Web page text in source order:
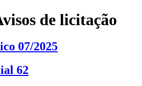
de licitação
07/2025
62